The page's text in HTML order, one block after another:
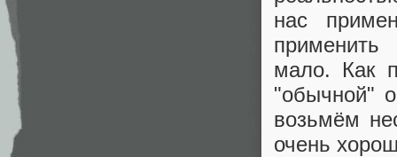
нас
мало. Как
"обычной"
возьмём
очень